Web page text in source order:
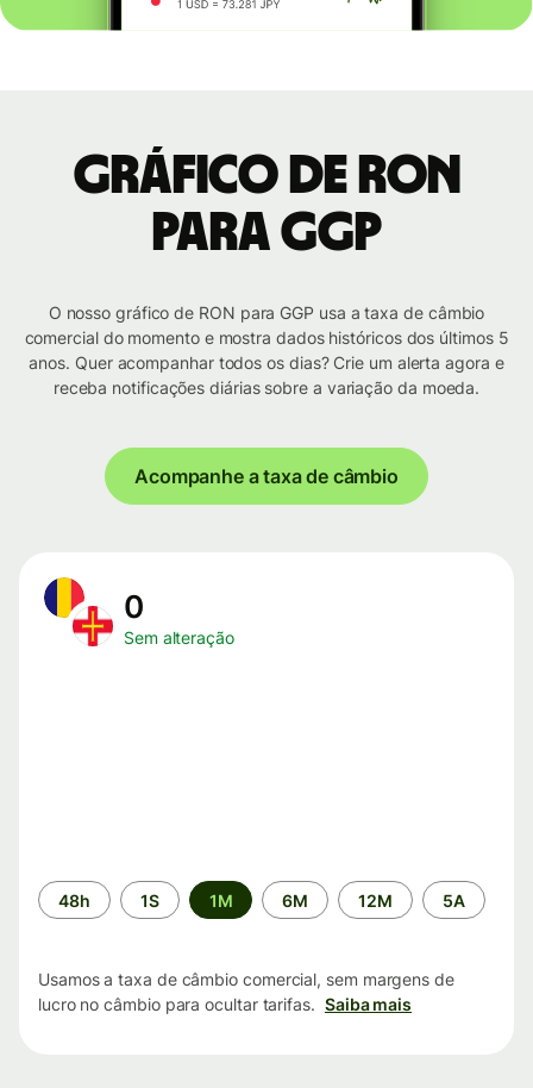
Gráfico de RON
para GGP
O nosso gráfico de RON para GGP usa a taxa de câmbio
comercial do momento e mostra dados históricos dos últimos 5
anos. Quer acompanhar todos os dias? Crie um alerta agora e
receba notificações diárias sobre a variação da moeda.
Acompanhe a taxa de câmbio
0
Sem alteração
Período
de
48h 1S 1M 6M 12M 5A
Usamos a taxa de câmbio comercial, sem margens de
lucro no câmbio para ocultar tarifas. Saiba mais